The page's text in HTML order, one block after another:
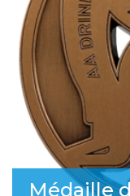
Médaille